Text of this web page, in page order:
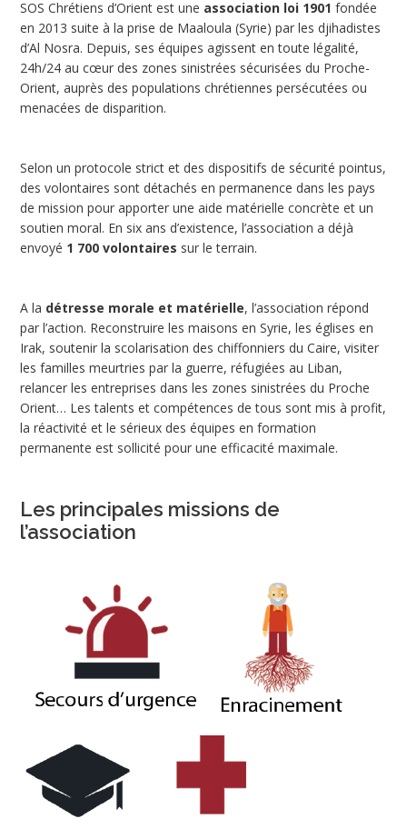
SOS Chrétiens d’Orient est une association loi 1901 fondée
en 2013 suite à la prise de Maaloula (Syrie) par les djihadistes
d’Al Nosra. Depuis, ses équipes agissent en toute légalité,
24h/24 au cœur des zones sinistrées sécurisées du Proche-
Orient, auprès des populations chrétiennes persécutées ou
menacées de disparition.
Selon un protocole strict et des dispositifs de sécurité pointus,
des volontaires sont détachés en permanence dans les pays
de mission pour apporter une aide matérielle concrète et un
soutien moral. En six ans d’existence, l’association a déjà
envoyé 1 700 volontaires sur le terrain.
A la détresse morale et matérielle, l’association répond
par l’action. Reconstruire les maisons en Syrie, les églises en
Irak, soutenir la scolarisation des chiffonniers du Caire, visiter
les familles meurtries par la guerre, réfugiées au Liban,
relancer les entreprises dans les zones sinistrées du Proche
Orient… Les talents et compétences de tous sont mis à profit,
la réactivité et le sérieux des équipes en formation
permanente est sollicité pour une efficacité maximale.
Les principales missions de
l’association